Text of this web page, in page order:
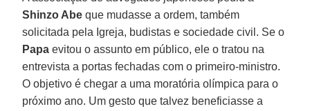
Shinzo Abe que mudasse a ordem, também
solicitada pela Igreja, budistas e sociedade civil. Se o
Papa evitou o assunto em público, ele o tratou na
entrevista a portas fechadas com o primeiro-ministro.
O objetivo é chegar a uma moratória olímpica para o
próximo ano. Um gesto que talvez beneficiasse a